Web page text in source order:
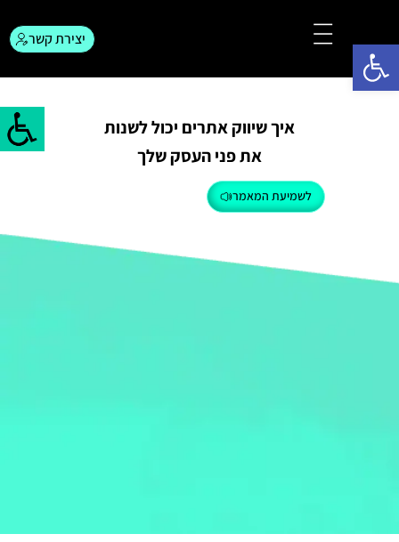
יצירת קשר
איך שיווק אתרים יכול לשנות
את פני העסק שלך
לשמיעת המאמר
פתח סרגל נגישות